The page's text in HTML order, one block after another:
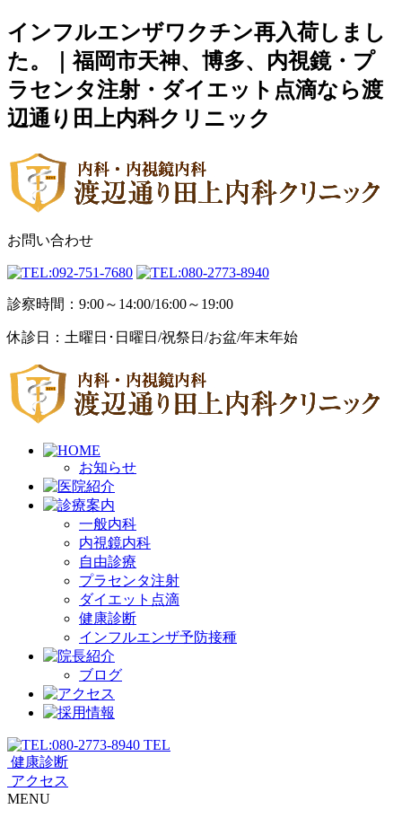
インフルエンザワクチン再入荷しまし
た。｜福岡市天神、博多、内視鏡・プ
ラセンタ注射・ダイエット点滴なら渡
辺通り田上内科クリニック
お問い合わせ
診察時間：9:00～14:00/16:00～19:00
休診日：土曜日･日曜日/祝祭日/お盆/年末年始
お知らせ
一般内科
内視鏡内科
自由診療
プラセンタ注射
ダイエット点滴
健康診断
インフルエンザ予防接種
ブログ
TEL
健康診断
アクセス
MENU